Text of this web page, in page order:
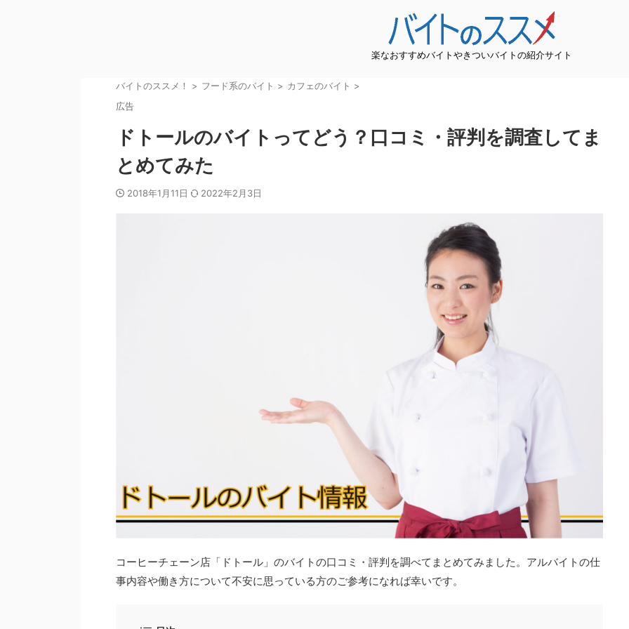
楽なおすすめバイトやきついバイトの紹介サイト
バイトのススメ！ > フード系のバイト > カフェのバイト >
広告
ドトールのバイトってどう？口コミ・評判を調査してま
とめてみた
2018年1月11日 2022年2月3日
コーヒーチェーン店「ドトール」のバイトの口コミ・評判を調べてまとめてみました。アルバイトの仕
事内容や働き方について不安に思っている方のご参考になれば幸いです。